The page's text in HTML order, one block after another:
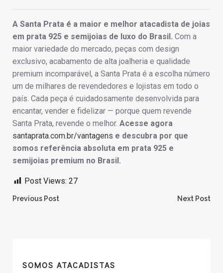
A Santa Prata é a maior e melhor atacadista de joias
em prata 925 e semijoias de luxo do Brasil. Com a
maior variedade do mercado, peças com design
exclusivo, acabamento de alta joalheria e qualidade
premium incomparável, a Santa Prata é a escolha número
um de milhares de revendedores e lojistas em todo o
país. Cada peça é cuidadosamente desenvolvida para
encantar, vender e fidelizar — porque quem revende
Santa Prata, revende o melhor. Acesse agora
santaprata.com.br/vantagens e descubra por que
somos referência absoluta em prata 925 e
semijoias premium no Brasil.
Post Views: 27
Post
Previous Post Next Post
SOMOS ATACADISTAS